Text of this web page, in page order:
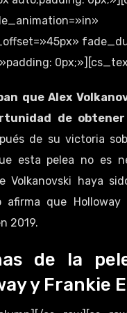
que Alex
de
de su victoria
esta pelea no es
Volkanovski haya
afirma que
2019.
de la
y Frankie